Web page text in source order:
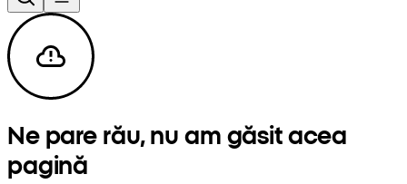
Ne pare rău, nu am găsit acea
pagină